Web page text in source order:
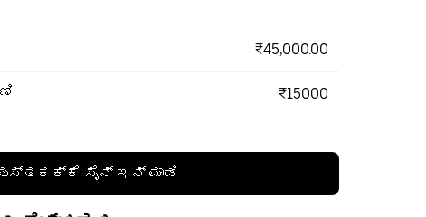
₹45,000.00
₹15000
ಸೈನ್ ಇನ್ ಮಾಡಿ